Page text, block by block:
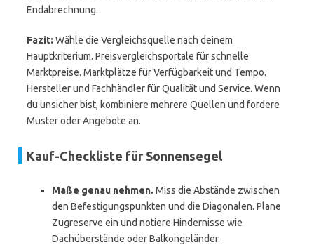
Endabrechnung.
Fazit: Wähle die Vergleichsquelle nach deinem
Hauptkriterium. Preisvergleichsportale für schnelle
Marktpreise. Marktplätze für Verfügbarkeit und Tempo.
Hersteller und Fachhändler für Qualität und Service. Wenn
du unsicher bist, kombiniere mehrere Quellen und fordere
Muster oder Angebote an.
Kauf-Checkliste für Sonnensegel
Maße genau nehmen. Miss die Abstände zwischen
den Befestigungspunkten und die Diagonalen. Plane
Zugreserve ein und notiere Hindernisse wie
Dachüberstände oder Balkongeländer.